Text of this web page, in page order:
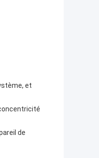
et
de